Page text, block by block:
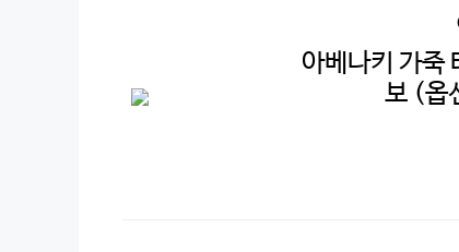
아베나키 가죽
보 (옵